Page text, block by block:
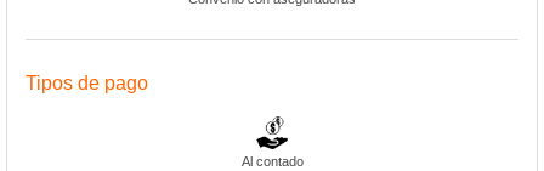
Tipos de pago
Al contado